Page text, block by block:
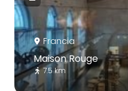
Francia
Maison Rouge
7.5 km